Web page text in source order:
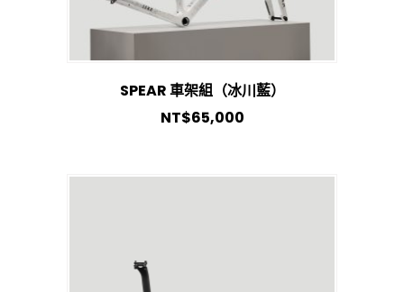
SPEAR 車架組（冰川藍）
NT$65,000